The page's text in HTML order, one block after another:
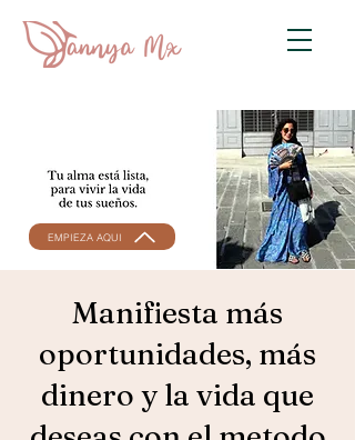
EMPIEZA AQUI
Manifiesta más
oportunidades, más
dinero y la vida que